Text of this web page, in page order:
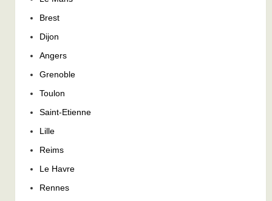
Brest
Dijon
Angers
Grenoble
Toulon
Saint-Etienne
Lille
Reims
Le Havre
Rennes